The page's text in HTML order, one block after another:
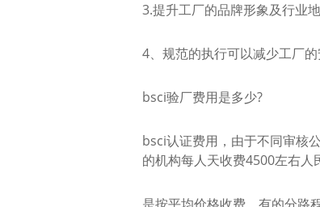
3.提升工厂的品牌形象及行业
4、规范的执行可以减少工厂的
bsci验厂费用是多少?
bsci认证费用，由于不同审核
的机构每人天收费4500左右